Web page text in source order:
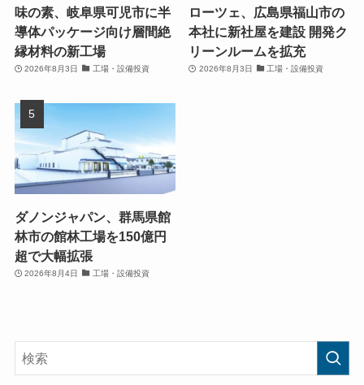
味の素、岐阜県可児市に半
導体パッケージ向け層間絶
縁材料の新工場
2026年8月3日 工場・設備投資
ローツェ、広島県福山市の
本社に新社屋を建設 開発ク
リーンルームを拡充
2026年8月3日 工場・設備投資
ダノンジャパン、群馬県館
林市の館林工場を150億円
超で大幅拡張
2026年8月4日 工場・設備投資